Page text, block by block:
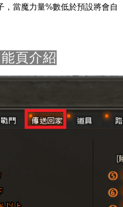
，當魔力量%數低於預設將會自
頁介紹